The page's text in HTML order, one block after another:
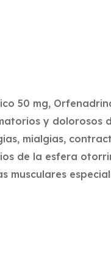
50 mg,
y dolorosos
mialgias,
de la esfera
musculares